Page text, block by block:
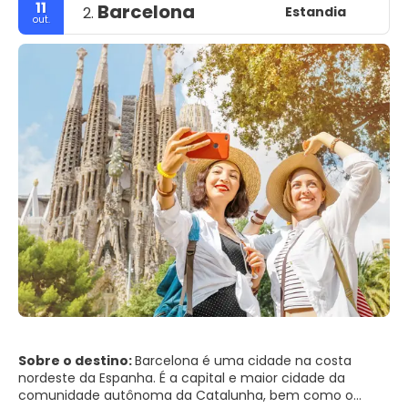
11
out. 2. Barcelona Estandia
Sobre o destino:Barcelona é uma cidade na costa
nordeste da Espanha. É a capital e maior cidade da
comunidade autônoma da Catalunha, bem como o